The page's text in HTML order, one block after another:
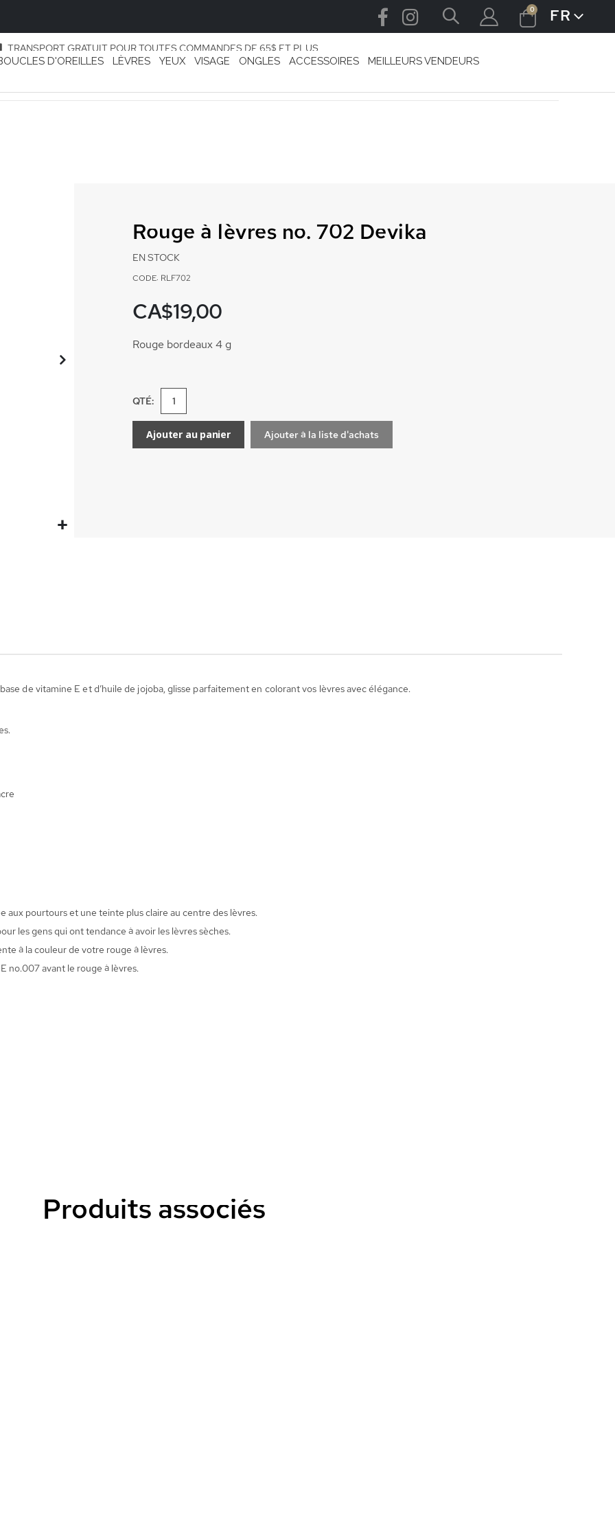
Cart
0articlesLANGUE
FR
TRANSPORT GRATUIT POUR TOUTES COMMANDES DE 65$ ET PLUS
D'OREILLES LÈVRES YEUX VISAGE ONGLES ACCESSOIRES
MEILLEURS VENDEURS
Rouge à lèvres no. 702 Devika
EN STOCK
CODE: RLF702
CA$19,00
Rouge bordeaux 4 g
QTÉ:
Ajouter au panier Ajouter à la liste d'achats
de vitamine E et d’huile de jojoba, glisse parfaitement en colorant vos lèvres avec élégance.
aux pourtours et une teinte plus claire au centre des lèvres.
les gens qui ont tendance à avoir les lèvres sèches.
à la couleur de votre rouge à lèvres.
no.007 avant le rouge à lèvres.
Produits associés